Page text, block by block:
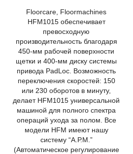
Floorcare Floormachines
HFM1015 обеспечивает
превосходную
производительность благодаря
450-мм рабочей поверхности
щетки и 400-мм диску системы
привода PadLoc. Возможность
переключения скоростей: 150
или 230 оборотов в минуту,
делает HFM1015 универсальной
машиной для полного спектра
операций ухода за полом. Все
модели HFM имеют нашу
систему “А.Р.М.”
(Автоматическое регулирование